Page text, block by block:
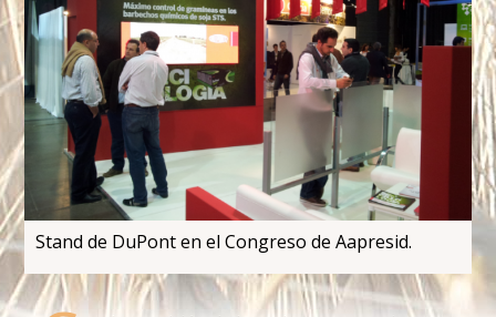
Stand de DuPont en el Congreso de Aapresid.